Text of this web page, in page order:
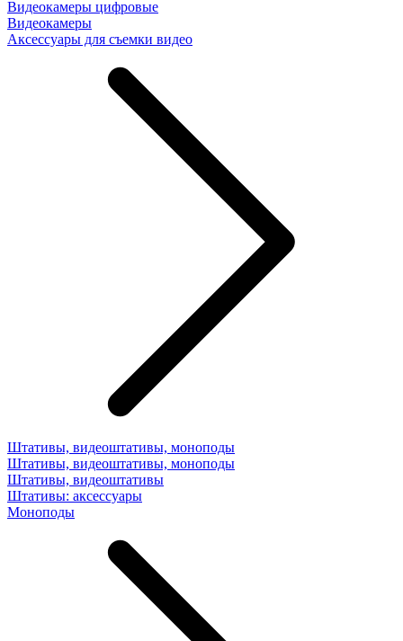
Видеокамеры цифровые
Видеокамеры
Аксессуары для съемки видео
Штативы, видеоштативы, моноподы
Штативы, видеоштативы, моноподы
Штативы, видеоштативы
Штативы: аксессуары
Моноподы